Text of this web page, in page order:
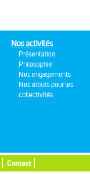
Nos activités
Présentation
Philosophie
Nos engagements
Nos atouts pour les
collectivités
Contact